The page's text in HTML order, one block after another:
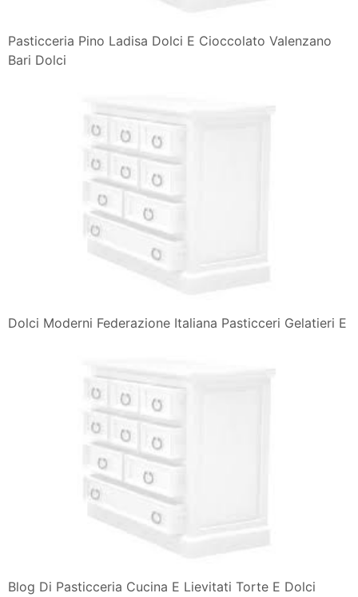
Pasticceria Pino Ladisa Dolci E Cioccolato Valenzano
Bari Dolci
Dolci Moderni Federazione Italiana Pasticceri Gelatieri E
Blog Di Pasticceria Cucina E Lievitati Torte E Dolci